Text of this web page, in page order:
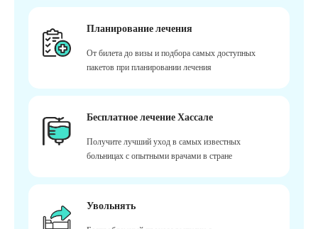
Планирование лечения
От билета до визы и подбора самых доступных
пакетов при планировании лечения
Бесплатное лечение Хассале
Получите лучший уход в самых известных
больницах с опытными врачами в стране
Увольнять